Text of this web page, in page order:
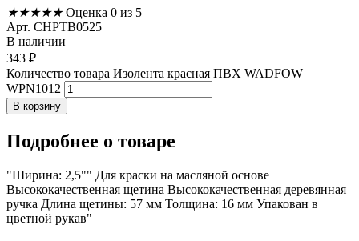
★★★★★ Оценка 0 из 5
Арт. CHPTB0525
В наличии
343 ₽
Количество товара Изолента красная ПВХ WADFOW
WPN1012
В корзину
Подробнее о товаре
"Ширина: 2,5"" Для краски на масляной основе
Высококачественная щетина Высококачественная деревянная
ручка Длина щетины: 57 мм Толщина: 16 мм Упакован в
цветной рукав"